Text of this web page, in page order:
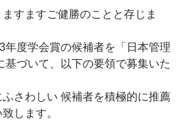
すますご健勝のことと存じま
年度学会賞の候補者を「日本管理
基づいて、以下の要領で募集いた
さわしい 候補者を積極的に推薦
します。